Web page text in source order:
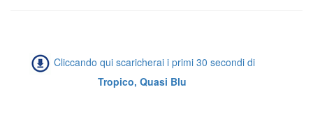
Cliccando qui scaricherai i primi 30 secondi di
Tropico, Quasi Blu